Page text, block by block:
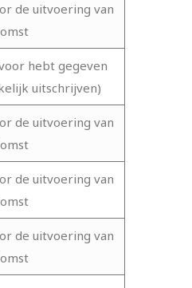
de uitvoering van
hebt gegeven
uitschrijven)
de uitvoering van
de uitvoering van
de uitvoering van